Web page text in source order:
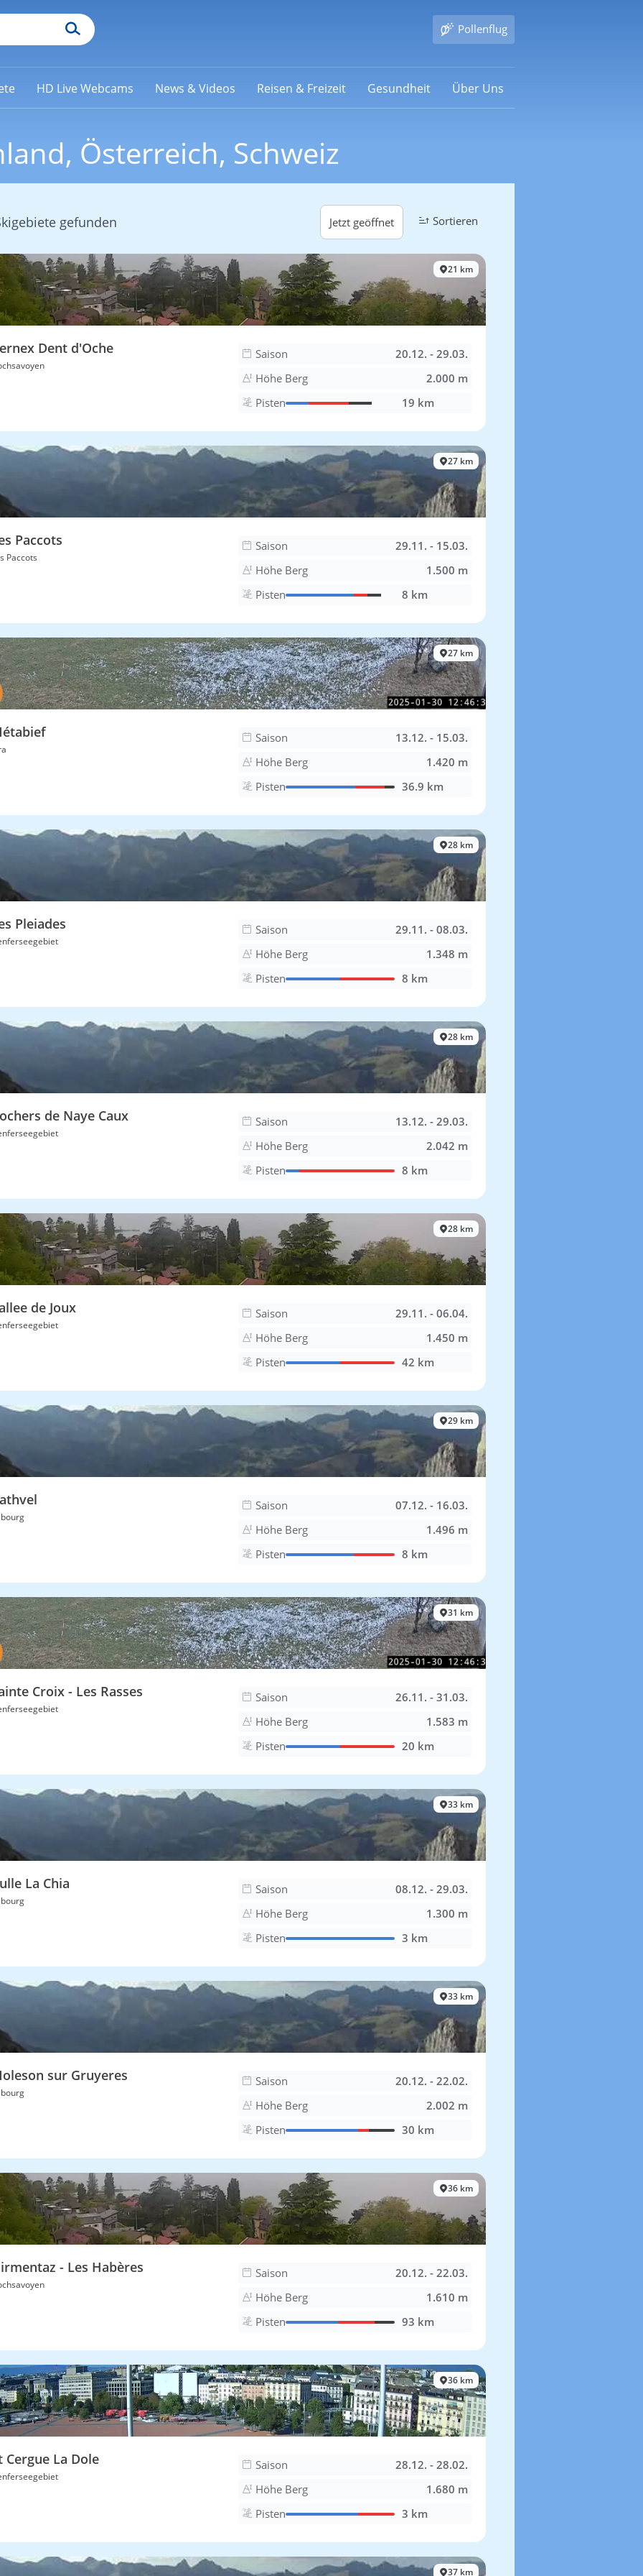
Pollenflug
HD Live Webcams News & Videos Reisen & Freizeit Gesundheit Über Uns
Österreich, Schweiz
gefunden Jetzt geöffnet Sortieren
21 km
Dent d'Oche Saison
20.12. - 29.03.
Höhe Berg
2.000 m
Pisten
19 km
27 km
Paccots
Paccots
Saison
29.11. - 15.03.
Höhe Berg
1.500 m
Pisten
8 km
27 km
Saison
13.12. - 15.03.
Höhe Berg
1.420 m
Pisten
36.9 km
28 km
Pleiades Saison
29.11. - 08.03.
Höhe Berg
1.348 m
Pisten
8 km
28 km
de Naye Caux Saison
13.12. - 29.03.
Höhe Berg
2.042 m
Pisten
8 km
28 km
de Joux Saison
29.11. - 06.04.
Höhe Berg
1.450 m
Pisten
42 km
29 km
Saison
07.12. - 16.03.
Höhe Berg
1.496 m
Pisten
8 km
31 km
Croix - Les Rasses Saison
26.11. - 31.03.
Höhe Berg
1.583 m
Pisten
20 km
33 km
La Chia Saison
08.12. - 29.03.
Höhe Berg
1.300 m
Pisten
3 km
33 km
sur Gruyeres Saison
20.12. - 22.02.
Höhe Berg
2.002 m
Pisten
30 km
36 km
- Les Habères Saison
20.12. - 22.03.
Höhe Berg
1.610 m
Pisten
93 km
36 km
Cergue La Dole Saison
28.12. - 28.02.
Höhe Berg
1.680 m
Pisten
3 km
37 km